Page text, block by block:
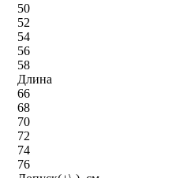
50
52
54
56
58
Длина
66
68
70
72
74
76